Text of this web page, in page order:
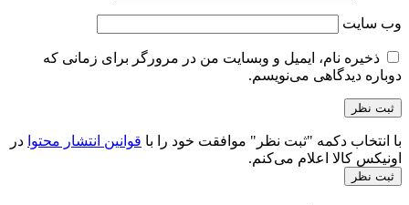
وب‌ سایت
ذخیره نام، ایمیل و وبسایت من در مرورگر برای زمانی که
دوباره دیدگاهی می‌نویسم.
با انتخاب دکمه "ثبت نظر" موافقت خود را با قوانین انتشار محتوا در
اونیکس کالا اعلام می‌کنم.
ثبت نظر